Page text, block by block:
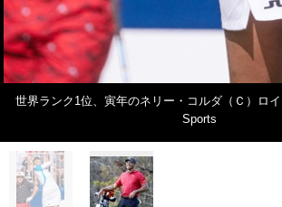
世界ランク1位、寅年のネリー・コルダ（Ｃ）ロ
Sports